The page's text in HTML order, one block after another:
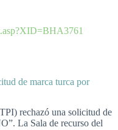
de marca turca por
rechazó una solicitud de
La Sala de recurso del